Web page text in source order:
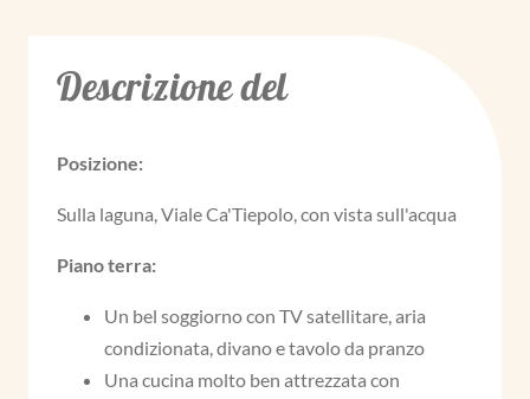
Descrizione del
Posizione:
Sulla laguna, Viale Ca'Tiepolo, con vista sull'acqua
Piano terra:
Un bel soggiorno con TV satellitare, aria
condizionata, divano e tavolo da pranzo
Una cucina molto ben attrezzata con